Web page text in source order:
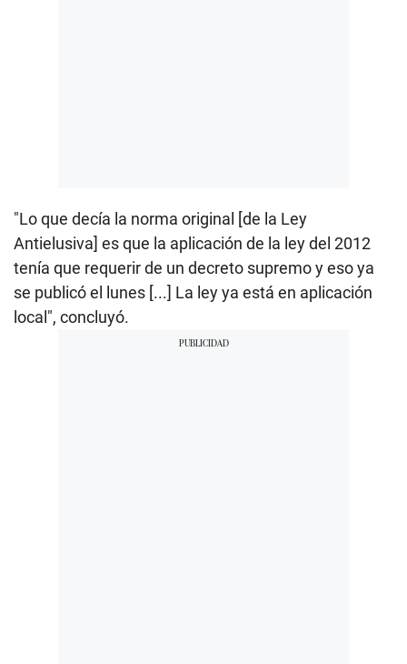
"Lo que decía la norma original [de la Ley
Antielusiva] es que la aplicación de la ley del 2012
tenía que requerir de un decreto supremo y eso ya
se publicó el lunes [...] La ley ya está en aplicación
local", concluyó.